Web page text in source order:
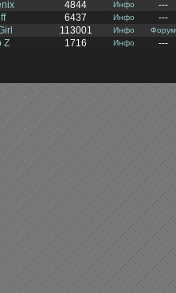
4844 Инфо
---
6437 Инфо
---
113001 Инфо Форум
Z 1716 Инфо ---